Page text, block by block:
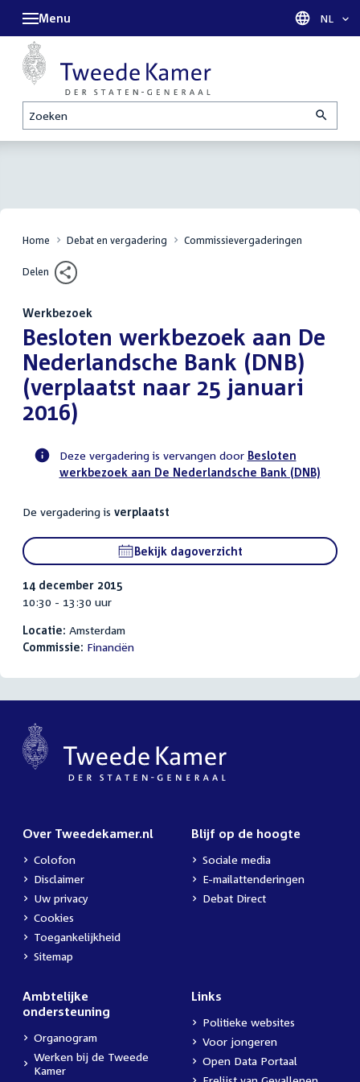
Zoeken
Menu Taal
NL
Home Debat en vergadering Commissievergaderingen
Delen
Werkbezoek
:Besloten werkbezoek aan De
Nederlandsche Bank (DNB)
(verplaatst naar 25 januari
2016)
Voortgangsstatus
activiteit
Deze vergadering is vervangen door Besloten
werkbezoek aan De Nederlandsche Bank (DNB)
De vergadering is verplaatst
Bekijk dagoverzicht
14 december 2015
10:30 - 13:30 uur
Locatie: Amsterdam
Commissie: Financiën
Over Tweedekamer.nl
Colofon
Disclaimer
Uw privacy
Cookies
Toegankelijkheid
Sitemap
Blijf op de hoogte
Sociale media
E-mailattenderingen
Debat Direct
Ambtelijke
ondersteuning
Organogram
Werken bij de Tweede
Kamer
Links
Politieke websites
Voor jongeren
Open Data Portaal